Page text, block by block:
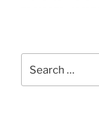
for: